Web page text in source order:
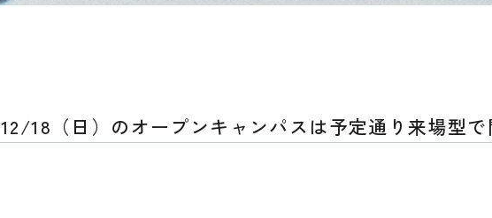
12/18（日）のオープンキャンパスは予定通り来場型